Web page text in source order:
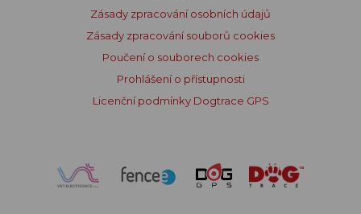
Zásady zpracování osobních údajů
Zásady zpracování souborů cookies
Poučení o souborech cookies
Prohlášení o přístupnosti
Licenční podmínky Dogtrace GPS